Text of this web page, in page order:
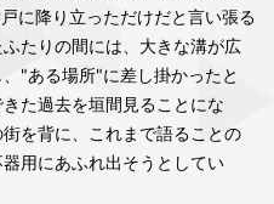
に降り立っただけだと言い張る
たりの間には、大きな溝が広
"ある場所"に差し掛かったと
た過去を垣間見ることにな
を背に、これまで語ることの
用にあふれ出そうとしてい